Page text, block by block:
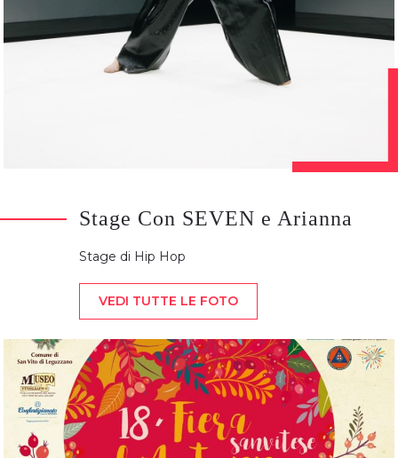
Stage Con SEVEN e Arianna
Stage di Hip Hop
VEDI TUTTE LE FOTO